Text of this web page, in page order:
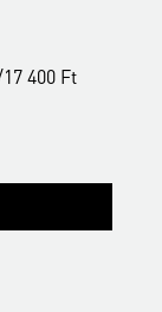
400 Ft